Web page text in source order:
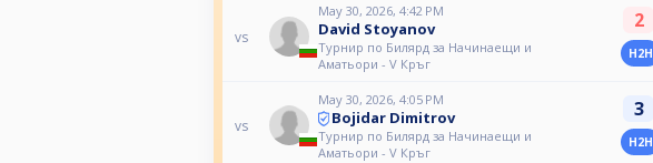
vs
May 30, 2026, 4:42 PM
David Stoyanov
Турнир по Билярд за Начинаещи и
Аматьори - V Кръг
2
H2H
vs
May 30, 2026, 4:05 PM
Bojidar Dimitrov
Турнир по Билярд за Начинаещи и
Аматьори - V Кръг
3
H2H